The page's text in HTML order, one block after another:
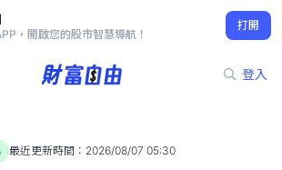
，開啟您的股市智慧導航！
打開
登入
45.00
-0.11%
最近更新時間： 2026/08/07 05:30